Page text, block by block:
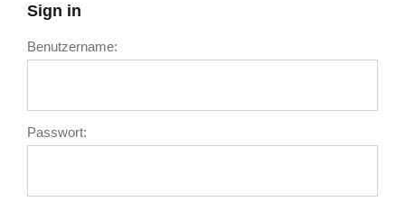
Sign in
Benutzername:
Passwort: